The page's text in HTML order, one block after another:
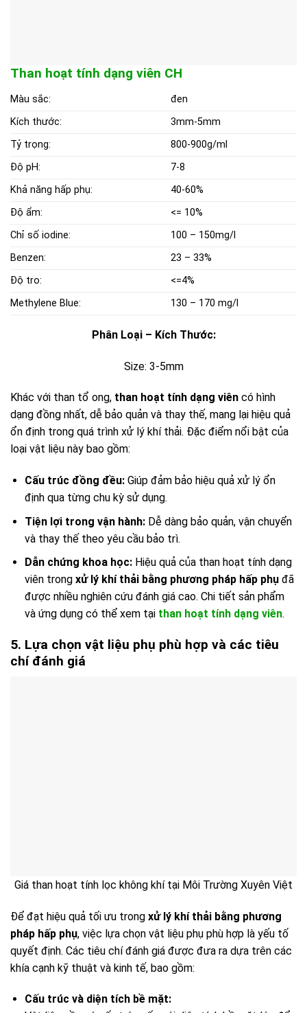
Than hoạt tính dạng viên CH
Màu sắc:
đen
Kích thước:
3mm-5mm
Tỷ trọng:
800-900g/ml
Độ pH:
7-8
Khả năng hấp phụ:
40-60%
Độ ẩm:
<= 10%
Chỉ số iodine:
100 – 150mg/l
Benzen:
23 – 33%
Độ tro:
<=4%
Methylene Blue:
130 – 170 mg/l
Phân Loại – Kích Thước:
Size: 3-5mm
Khác với than tổ ong, than hoạt tính dạng viên có hình
dạng đồng nhất, dễ bảo quản và thay thế, mang lại hiệu quả
ổn định trong quá trình xử lý khí thải. Đặc điểm nổi bật của
loại vật liệu này bao gồm:
Cấu trúc đồng đều:Giúp đảm bảo hiệu quả xử lý ổn
định qua từng chu kỳ sử dụng.
Tiện lợi trong vận hành:Dễ dàng bảo quản, vận chuyển
và thay thế theo yêu cầu bảo trì.
Dẫn chứng khoa học:Hiệu quả của than hoạt tính dạng
viên trong xử lý khí thải bằng phương pháp hấp phụđã
được nhiều nghiên cứu đánh giá cao. Chi tiết sản phẩm
và ứng dụng có thể xem tại than hoạt tính dạng viên.
5. Lựa chọn vật liệu phụ phù hợp và các tiêu
chí đánh giá
Giá than hoạt tính lọc không khí tại Môi Trường Xuyên Việt
Để đạt hiệu quả tối ưu trong xử lý khí thải bằng phương
pháp hấp phụ, việc lựa chọn vật liệu phụ phù hợp là yếu tố
quyết định. Các tiêu chí đánh giá được đưa ra dựa trên các
khía cạnh kỹ thuật và kinh tế, bao gồm:
Cấu trúc và diện tích bề mặt: